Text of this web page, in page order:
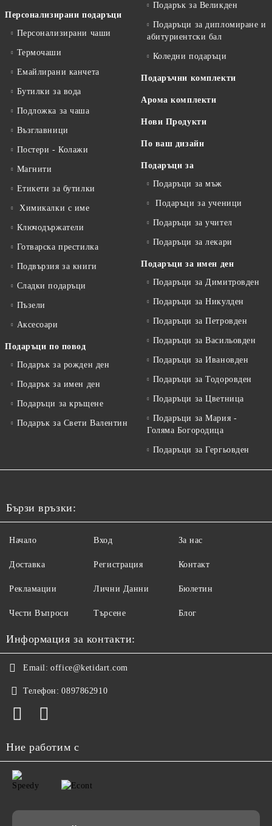
Персонализирани подаръци
Персонализирани чаши
Термочаши
Емайлирани канчета
Бутилки за вода
Подложка за чаша
Възглавници
Постери - Колажи
Магнити
Етикети за бутилки
Химикалки с име
Ключодържатели
Готварска престилка
Подвързия за книги
Сладки подаръци
Пъзели
Аксесоари
Подаръци по повод
Подарък за рожден ден
Подарък за имен ден
Подаръци за кръщене
Подарък за Свети Валентин
Подарък за Великден
Подаръци за дипломиране и
абитуриентски бал
Коледни подаръци
Подаръчни комплекти
Арома комплекти
Нови Продукти
По ваш дизайн
Подаръци за
Подаръци за мъж
Подаръци за ученици
Подаръци за учител
Подаръци за лекари
Подаръци за имен ден
Подаръци за Димитровден
Подаръци за Никулден
Подаръци за Петровден
Подаръци за Васильовден
Подаръци за Ивановден
Подаръци за Тодоровден
Подаръци за Цветница
Подаръци за Мария -
Голяма Богородица
Подаръци за Гергьовден
Бързи връзки:
Начало
Доставка
Рекламации
Чести Въпроси
Вход
Регистрация
Лични Данни
Търсене
За нас
Контакт
Бюлетин
Блог
Информация за контакти:
Email: office@ketidart.com
Телефон: 0897862910
Ние работим с